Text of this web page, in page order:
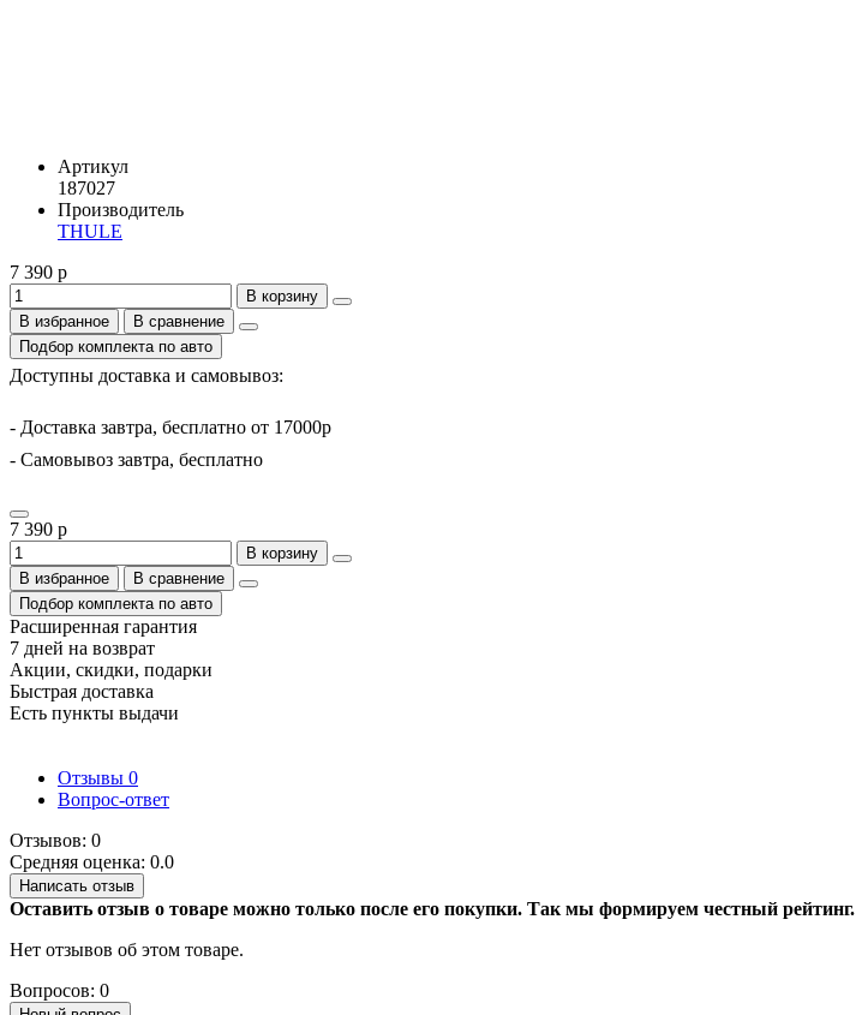
Артикул
187027
Производитель
THULE
7 390 р
В корзину
В избранное
В сравнение
Подбор комплекта по авто
Доступны доставка и самовывоз:
- Доставка завтра, бесплатно от 17000р
- Самовывоз завтра, бесплатно
7 390 р
В корзину
В избранное
В сравнение
Подбор комплекта по авто
Расширенная гарантия
7 дней на возврат
Акции, скидки, подарки
Быстрая доставка
Есть пункты выдачи
Отзывы 0
Вопрос-ответ
Отзывов: 0
Средняя оценка: 0.0
Написать отзыв
Оставить отзыв о товаре можно только после его покупки. Так мы формируем честный рейтинг.
Нет отзывов об этом товаре.
Вопросов: 0